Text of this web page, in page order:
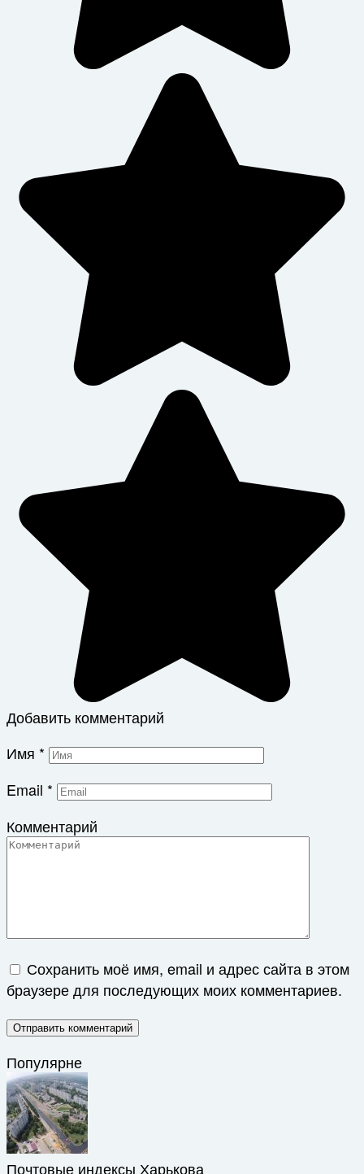
Добавить комментарий
Имя *
Email *
Комментарий
Сохранить моё имя, email и адрес сайта в этом
браузере для последующих моих комментариев.
Популярне
Почтовые индексы Харькова